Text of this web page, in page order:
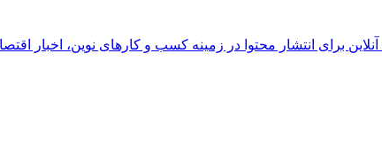
برای انتشار محتوا در زمینه کسب و کارهای نوین، اخبار